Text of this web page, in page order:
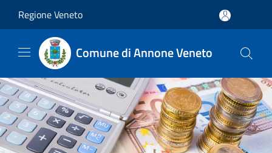
Regione Veneto
Comune di Annone Veneto